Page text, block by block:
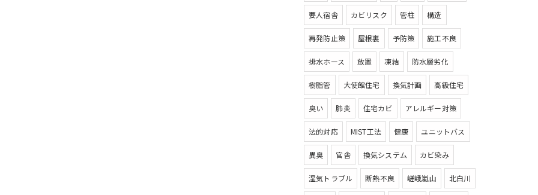
要人宿舎 カビリスク 管柱 構造
再発防止策 屋根裏 予防策 施工不良
排水ホース 放置 凍結 防水層劣化
樹脂管 大使館住宅 換気計画 高級住宅
臭い 肺炎 住宅カビ アレルギー対策
法的対応 MIST工法 健康 ユニットバス
異臭 官舎 換気システム カビ染み
湿気トラブル 断熱不良 嵯峨嵐山 北白川